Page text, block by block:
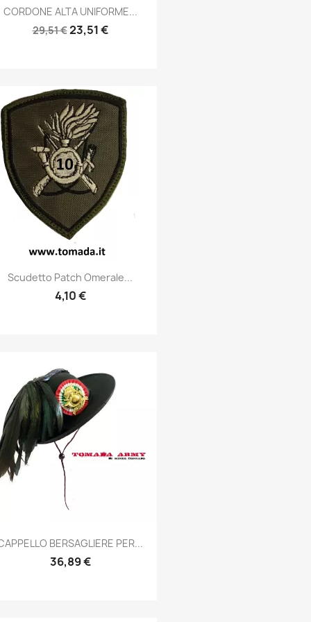
Anteprima
CORDONE ALTA UNIFORME...
29,51 €23,51 €
Anteprima
Scudetto Patch Omerale...
4,10 €
Anteprima
BERSAGLIERE PER...
36,89 €